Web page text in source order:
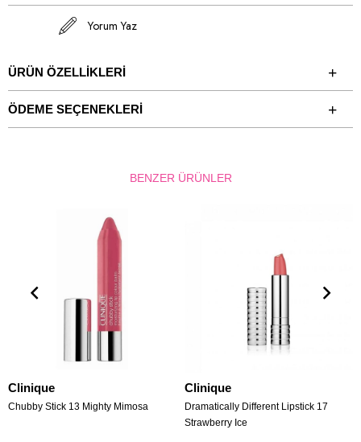
Yorum Yaz
ÜRÜN ÖZELLIKLERI
ÖDEME SEÇENEKLERI
BENZER ÜRÜNLER
Clinique
Chubby Stick 13 Mighty Mimosa
Clinique
Dramatically Different Lipstick 17
Strawberry Ice